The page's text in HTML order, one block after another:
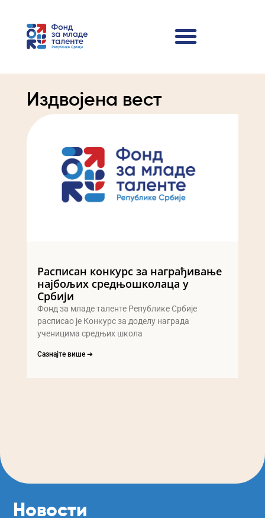
Издвојена вест
Расписан конкурс за награђивање
најбољих средњошколаца у
Србији
Фонд за младе таленте Републике Србије
расписао је Конкурс за доделу награда
ученицима средњих школа
Сазнајте више ➔
Новости